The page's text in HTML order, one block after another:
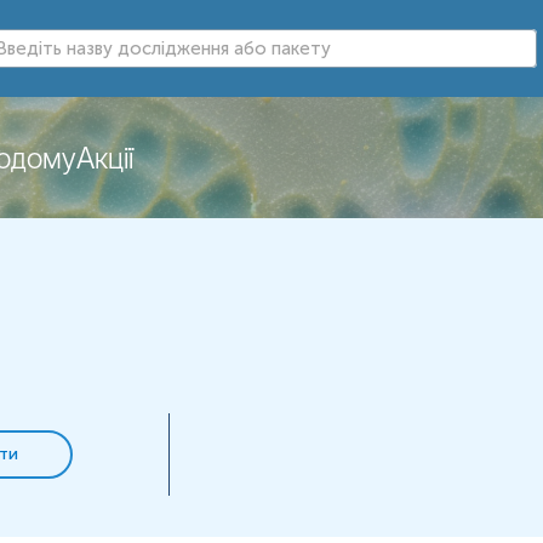
Акції
в клітинах і допомагає виробляти енергію. Вона
клітини:
клітинам отримувати енергію.
та піруватом